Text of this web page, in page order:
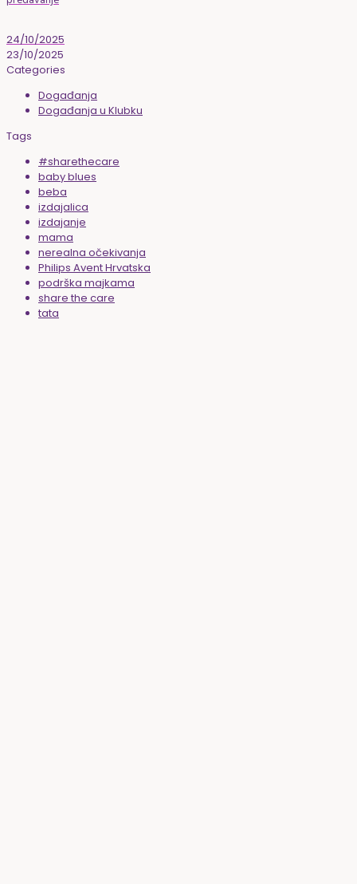
24/10/2025
23/10/2025
Categories
Događanja
Događanja u Klubku
Tags
#sharethecare
baby blues
beba
izdajalica
izdajanje
mama
nerealna očekivanja
Philips Avent Hrvatska
podrška majkama
share the care
tata